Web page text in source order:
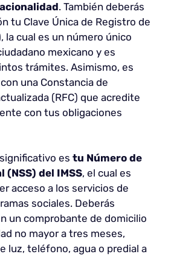
. También deberás
tu Clave Única de Registro de
la cual es un número único
mexicano y es
trámites. Asimismo, es
una Constancia de
(RFC) que acredite
con tus obligaciones
es tu Número de
(NSS) del IMSS, el cual es
acceso a los servicios de
sociales. Deberás
un comprobante de domicilio
no mayor a tres meses,
luz, teléfono, agua o predial a